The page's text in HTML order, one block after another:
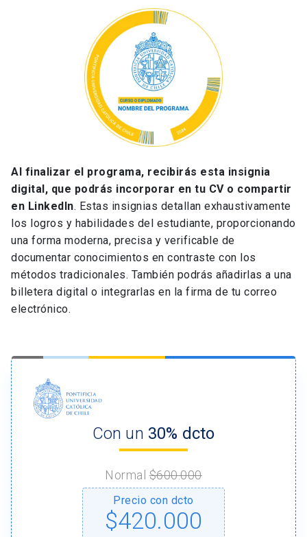
Al finalizar el programa, recibirás esta insignia
digital, que podrás incorporar en tu CV o compartir
en LinkedIn. Estas insignias detallan exhaustivamente
los logros y habilidades del estudiante, proporcionando
una forma moderna, precisa y verificable de
documentar conocimientos en contraste con los
métodos tradicionales. También podrás añadirlas a una
billetera digital o integrarlas en la firma de tu correo
electrónico.
Con un 30% dcto
Normal$600.000
Precio con dcto
$420.000